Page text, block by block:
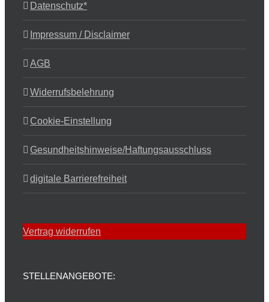
Datenschutz*
Impressum / Disclaimer
AGB
Widerrufsbelehrung
Cookie-Einstellung
Gesundheitshinweise/Haftungsausschluss
digitale Barrierefreiheit
Vertrag widerrufen
STELLENANGEBOTE: